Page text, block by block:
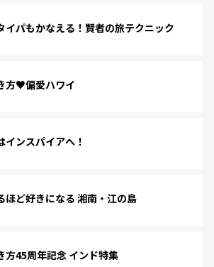
イパもかなえる！賢者の旅テクニック
方♥偏愛ハワイ
インスパイアへ！
ほど好きになる 湘南・江の島
方45周年記念 インド特集